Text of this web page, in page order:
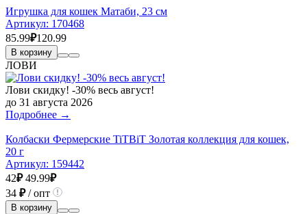
Игрушка для кошек Матаби, 23 см
Артикул: 170468
85.99₽120.99
В корзину
ЛОВИ
Лови скидку! -30% весь август!
до 31 августа 2026
Подробнее →
Колбаски Фермерские TiTBiT Золотая коллекция для кошек,
20 г
Артикул: 159442
42₽ 49.99₽
34 ₽/ опт
В корзину